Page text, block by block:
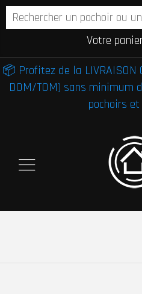
Votre
📦 Profitez de la LIVRAISON
DOM/TOM) sans minimum
pochoirs